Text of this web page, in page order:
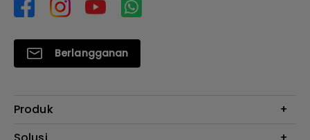
Berlangganan
Produk
Proyektor